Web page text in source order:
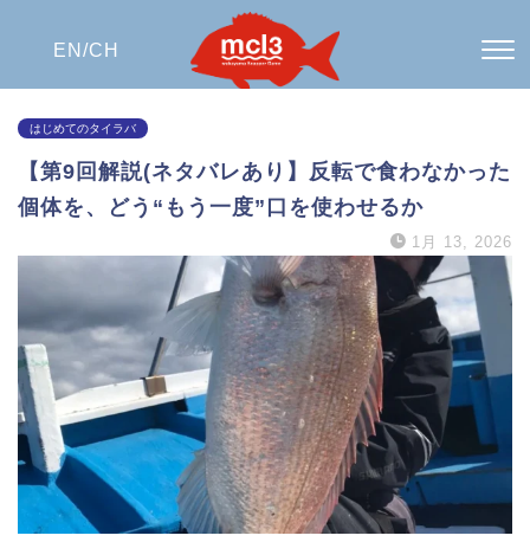
EN/CH
はじめてのタイラバ
【第9回解説(ネタバレあり】反転で食わなかった
個体を、どう“もう一度”口を使わせるか
1月 13, 2026